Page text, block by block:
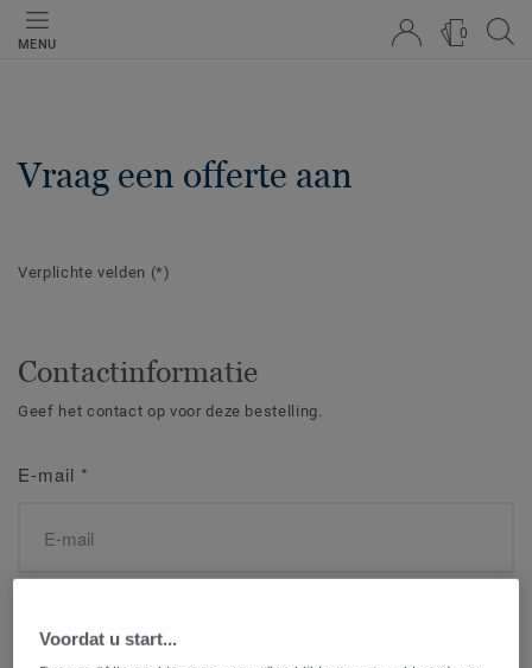
MENU
0
Vraag een offerte aan
Verplichte velden (*)
Contactinformatie
Geef het contact op voor deze bestelling.
E-mail *
Naam
Voordat u start...